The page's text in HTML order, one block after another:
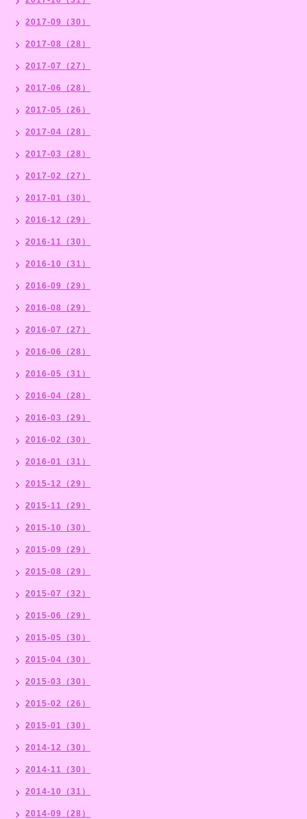
2017-09（30）
2017-08（28）
2017-07（27）
2017-06（28）
2017-05（26）
2017-04（28）
2017-03（28）
2017-02（27）
2017-01（30）
2016-12（29）
2016-11（30）
2016-10（31）
2016-09（29）
2016-08（29）
2016-07（27）
2016-06（28）
2016-05（31）
2016-04（28）
2016-03（29）
2016-02（30）
2016-01（31）
2015-12（29）
2015-11（29）
2015-10（30）
2015-09（29）
2015-08（29）
2015-07（32）
2015-06（29）
2015-05（30）
2015-04（30）
2015-03（30）
2015-02（26）
2015-01（30）
2014-12（30）
2014-11（30）
2014-10（31）
2014-09（28）